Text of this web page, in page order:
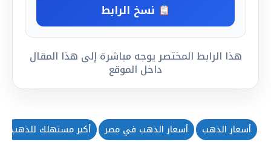
نسخ الرابط
هذا الرابط المختصر يوجه مباشرة إلى هذا المقال
داخل الموقع
أسعار الذهب أسعار الذهب في مصر أكبر مستهلك للذهب